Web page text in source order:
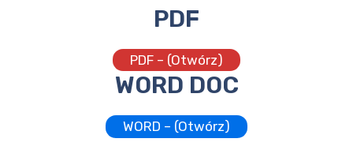
PDF
PDF – (Otwórz)
WORD DOC
WORD – (Otwórz)